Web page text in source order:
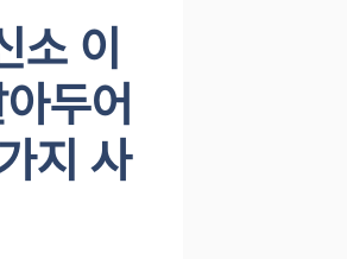
소 이
두어
지 사